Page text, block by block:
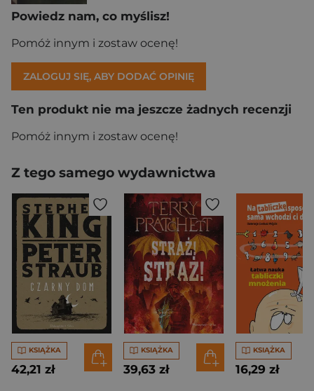
Powiedz nam, co myślisz!
Pomóż innym i zostaw ocenę!
ZALOGUJ SIĘ, ABY DODAĆ OPINIĘ
Ten produkt nie ma jeszcze żadnych recenzji
Pomóż innym i zostaw ocenę!
Z tego samego wydawnictwa
KSIĄŻKA
42,21 zł
KSIĄŻKA
39,63 zł
KSIĄŻKA
16,29 zł